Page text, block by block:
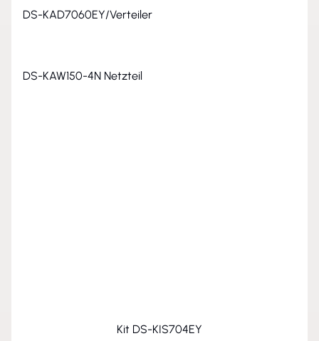
DS-KAD7060EY/Verteiler
DS-KAW150-4N Netzteil
Kit DS-KIS704EY